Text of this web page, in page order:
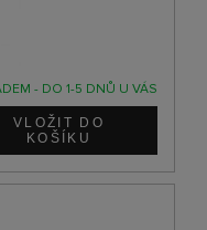
- DO 1-5 DNŮ U VÁS